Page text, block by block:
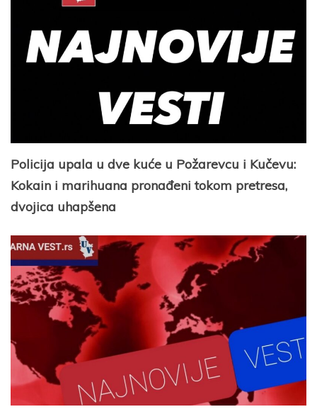
Policija upala u dve kuće u Požarevcu i Kučevu:
Kokain i marihuana pronađeni tokom pretresa,
dvojica uhapšena